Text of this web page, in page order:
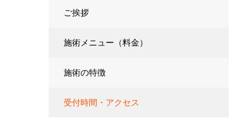
ご挨拶
施術メニュー（料金）
施術の特徴
受付時間・アクセス